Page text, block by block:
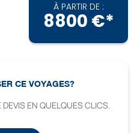
À PARTIR DE :
8800 €*
CE VOYAGES?
EN QUELQUES CLICS.